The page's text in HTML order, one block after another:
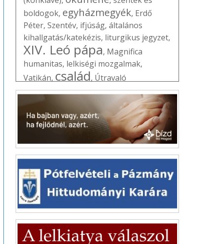
boldogok, egyházmegyék, Erdő
Péter, Szentév, ifjúság, általános
kihallgatás/katekézis, liturgikus jegyzet,
XIV. Leó pápa, Magnifica
humanitas, lelkiségi mozgalmak,
Vatikán, család, Útravaló